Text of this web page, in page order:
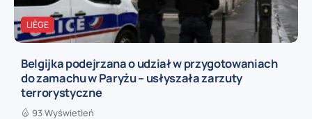
LIÈGE
Belgijka podejrzana o udział w przygotowaniach
do zamachu w Paryżu – usłyszała zarzuty
terrorystyczne
93 Wyświetleń